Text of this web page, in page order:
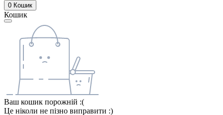
0 Кошик
Кошик
Ваш кошик порожній :(
Це ніколи не пізно виправити :)